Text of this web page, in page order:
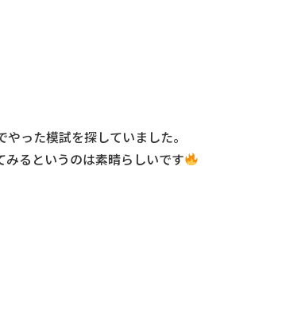
った模試を探していました。
るというのは素晴らしいです